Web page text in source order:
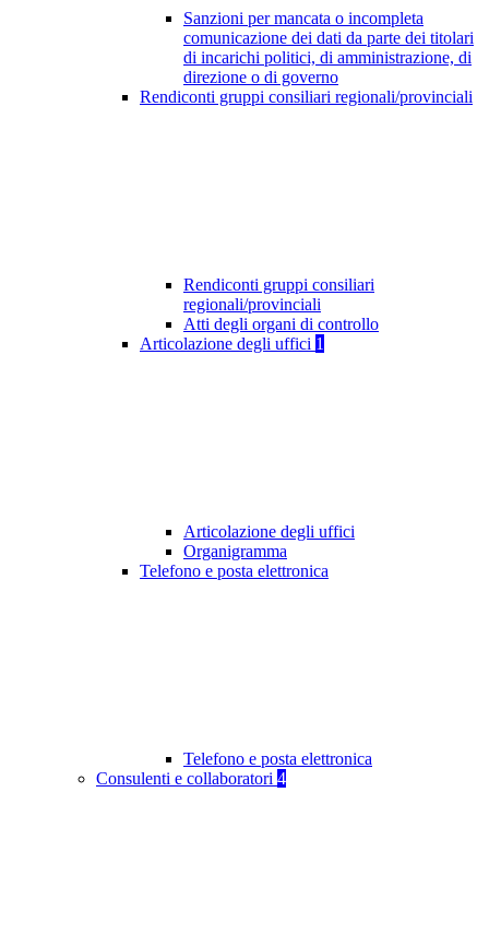
Sanzioni per mancata o incompleta
comunicazione dei dati da parte dei titolari
di incarichi politici, di amministrazione, di
direzione o di governo
Rendiconti gruppi consiliari regionali/provinciali
Rendiconti gruppi consiliari
regionali/provinciali
Atti degli organi di controllo
Articolazione degli uffici 1
Articolazione degli uffici
Organigramma
Telefono e posta elettronica
Telefono e posta elettronica
Consulenti e collaboratori 4